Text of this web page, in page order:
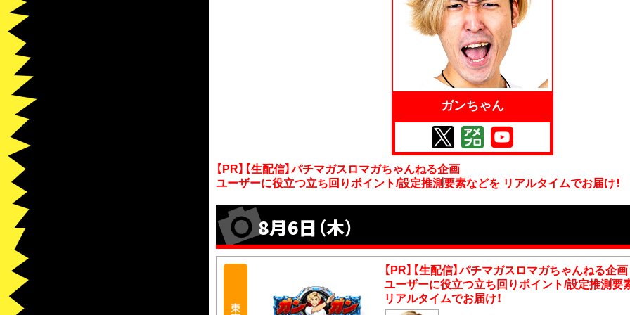
ガンちゃん
【PR】【生配信】パチマガスロマガちゃんねる企画
ユーザーに役立つ立ち回りポイント/設定推測要素などを リアルタイムでお届け！
8月6日（木）
【PR】【生配信】パチマガスロマガちゃんねる企画
ユーザーに役立つ立ち回りポイント/設定推測要
リアルタイムでお届け！